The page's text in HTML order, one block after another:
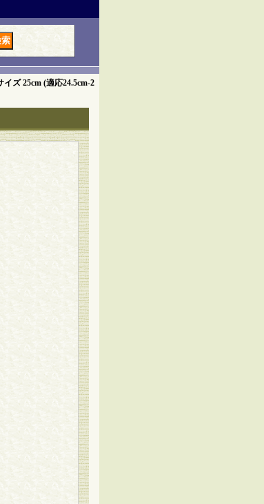
ズ 25cm (適応24.5cm-2